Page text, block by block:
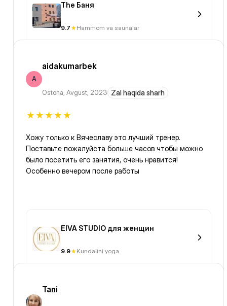
The Баня
9.7 Hammom va saunalar
A
aidakumarbek
Ostona, Avgust, 2023 Zal haqida sharh
Хожу только к Вячеславу это лучший тренер.
Поставьте пожалуйста больше часов чтобы можно
было посетить его занятия, очень нравится!
Особенно вечером после работы
EIVA STUDIO для женщин
9.9 Kundalini yoga
Tani